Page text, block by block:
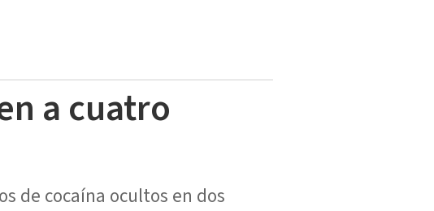
a cuatro
de cocaína ocultos en dos